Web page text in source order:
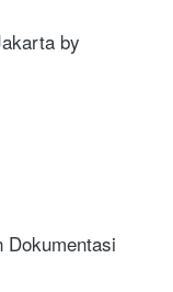
by
Dokumentasi